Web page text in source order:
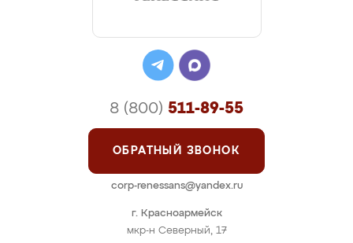
г. Красноармейск
мкр-н Северный, 17
8 (800) 511-89-55
ОБРАТНЫЙ ЗВОНОК
corp-renessans@yandex.ru